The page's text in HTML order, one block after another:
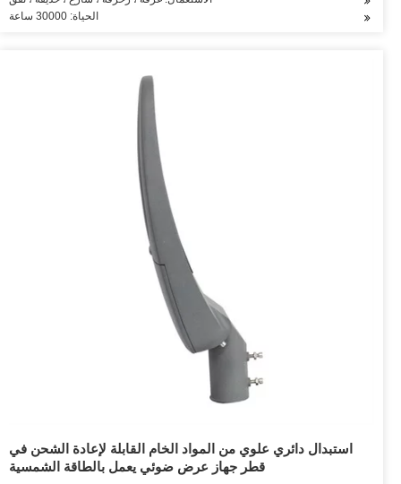
الحياة: 30000 ساعة
استبدال دائري علوي من المواد الخام القابلة لإعادة الشحن في
قطر جهاز عرض ضوئي يعمل بالطاقة الشمسية